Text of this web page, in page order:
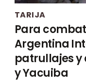
TARIJA
Para
Argentina
patrullajes y
y Yacuiba